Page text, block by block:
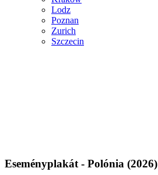
Lodz
Poznan
Zurich
Szczecin
Eseményplakát - Polónia (2026)